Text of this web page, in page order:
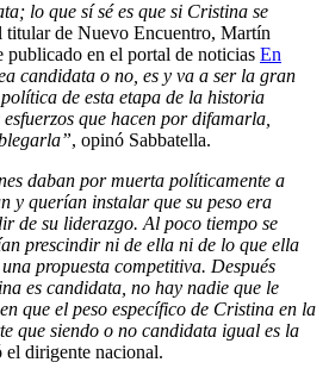
lo que sí sé es que si Cristina se
titular de Nuevo Encuentro, Martín
publicado en el portal de noticias En
candidata o no, es y va a ser la gran
de esta etapa de la historia
que hacen por difamarla,
, opinó Sabbatella.
daban por muerta políticamente a
y querían instalar que su peso era
de su liderazgo. Al poco tiempo se
prescindir ni de ella ni de lo que ella
propuesta competitiva. Después
es candidata, no hay nadie que le
que el peso específico de Cristina en la
que siendo o no candidata igual es la
el dirigente nacional.